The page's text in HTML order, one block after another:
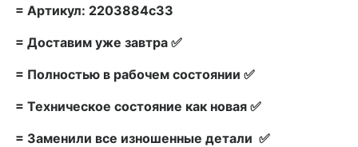
= Артикул: 2203884c33
= Доставим уже завтра ✅
= Полностью в рабочем состоянии ✅
= Техническое состояние как новая ✅
= Заменили все изношенные детали ✅